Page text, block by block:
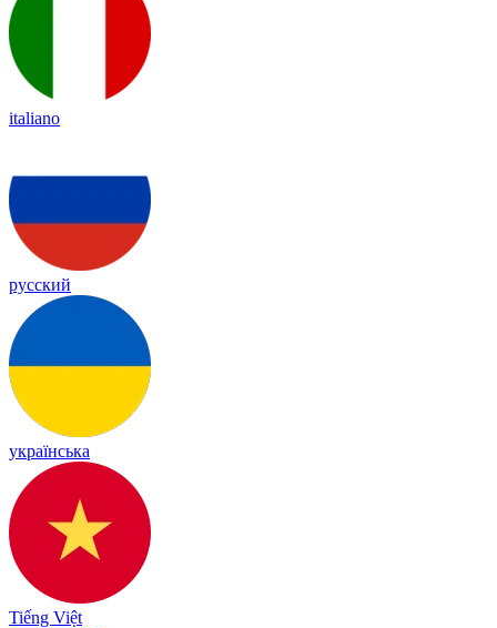
italiano
русский
українська
Tiếng Việt